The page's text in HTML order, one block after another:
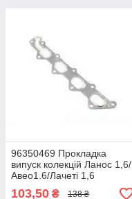
96350469 Прокладка
випуск колекцій Ланос 1,6/
Авео1.6/Лачеті 1,6
(KAP/TOPIC)метал
103,50 ₴ 138 ₴